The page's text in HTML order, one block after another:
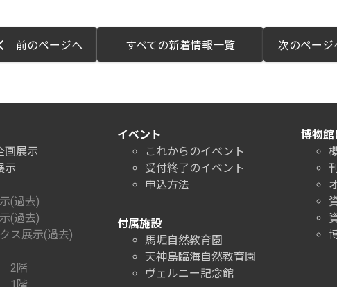
前のページへ すべての新着情報一覧 次のペー
画展示
示
(過去)
(過去)
ス展示(過去)
2階
イベント
これからのイベント
受付終了のイベント
申込方法
付属施設
馬堀自然教育園
天神島臨海自然教育園
ヴェルニー記念館
博物館